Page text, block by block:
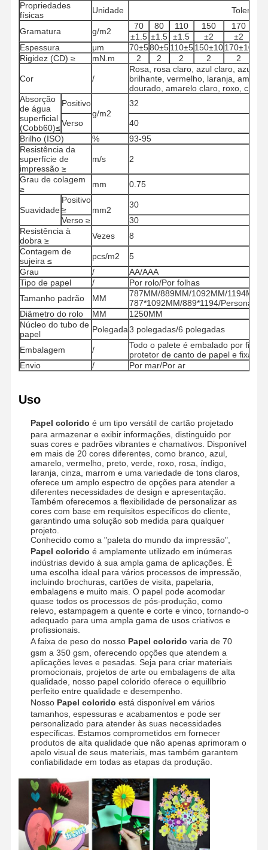
Lar Produtos Vídeos Sobre Nós
Visita À
Fábrica
Controle De
Contate-Nos Notícias
Casos Blogue
papelão cinza
Placa frente e verso
Papel deslocado
Papel de placa do marfim
Papel lustroso
Papel colorido
Papel Kraft
Cartão ondulado
Papel do papel de jornal
papel de pedra
Papel de cópia
caixas de papel
Carreteira de papel
Gancho de papel
Tabuleiro de bolo
Propriedades
físicas
Unidade
Gramatura g/m2
70 80 110 150 170
±1.5 ±1.5 ±1.5 ±2 ±2
Espessura
μm 70±580±5110±5150±10170±10
Rigidez (CD) ≥
mN.m 2 2 2 2 2
Cor /
Rosa, rosa claro, azul claro, azul
brilhante, vermelho, laranja,
dourado, amarelo claro, roxo, ciano
Absorção
de água
superficial
(Cobb60)≤
Positivo
g/m2
32
Verso
40
Brilho (ISO)
%
93-95
Resistência da
superfície de
impressão ≥
m/s 2
Grau de colagem
≥
mm 0.75
Suavidade
Positivo
≥
mm2
30
Verso ≥
30
Resistência à
dobra ≥
Vezes
8
Contagem de
sujeira ≤
pcs/m2
5
Grau
/
AA/AAA
Tipo de papel
/
Por rolo/Por folhas
Tamanho padrão
MM
787MM/889MM/1092MM/1194MM
787*1092MM/889*1194/
Diâmetro do rolo
MM
1250MM
Núcleo do tubo de
papel
Polegada3 polegadas/6 polegadas
Embalagem /
Todo o palete é embalado por filme
protetor de canto de papel e fixado
Envio
/ Por mar/Por ar
Uso
Papel colorido é um tipo versátil de cartão projetado
para armazenar e exibir informações, distinguido por
suas cores e padrões vibrantes e chamativos. Disponível
em mais de 20 cores diferentes, como branco, azul,
amarelo, vermelho, preto, verde, roxo, rosa, índigo,
laranja, cinza, marrom e uma variedade de tons claros,
oferece um amplo espectro de opções para atender a
diferentes necessidades de design e apresentação.
Também oferecemos a flexibilidade de personalizar as
cores com base em requisitos específicos do cliente,
garantindo uma solução sob medida para qualquer
projeto.
Conhecido como a "paleta do mundo da impressão",
Papel colorido é amplamente utilizado em inúmeras
indústrias devido à sua ampla gama de aplicações. É
uma escolha ideal para vários processos de impressão,
incluindo brochuras, cartões de visita, papelaria,
embalagens e muito mais. O papel pode acomodar
quase todos os processos de pós-produção, como
relevo, estampagem a quente e corte e vinco, tornando-o
adequado para uma ampla gama de usos criativos e
profissionais.
A faixa de peso do nosso Papel colorido varia de 70
gsm a 350 gsm, oferecendo opções que atendem a
aplicações leves e pesadas. Seja para criar materiais
promocionais, projetos de arte ou embalagens de alta
qualidade, nosso papel colorido oferece o equilíbrio
perfeito entre qualidade e desempenho.
Nosso Papel colorido está disponível em vários
tamanhos, espessuras e acabamentos e pode ser
personalizado para atender às suas necessidades
específicas. Estamos comprometidos em fornecer
produtos de alta qualidade que não apenas aprimoram o
apelo visual de seus materiais, mas também garantem
confiabilidade em todas as etapas da produção.